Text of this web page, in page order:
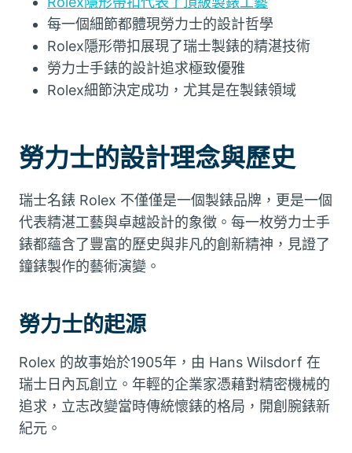
每一個細節都體現勞力士的設計哲學
Rolex隱形帶扣展現了瑞士製錶的精湛技術
勞力士手錶的設計追求極致優雅
Rolex細節決定成功，尤其是在製錶領域
勞力士的設計理念與歷史
瑞士名錶 Rolex 不僅僅是一個製錶品牌，更是一個
代表精湛工藝與卓越設計的象徵。每一枚勞力士手
錶都蘊含了豐富的歷史與非凡的創新精神，見證了
鐘錶製作的藝術演變。
勞力士的起源
Rolex 的故事始於1905年，由 Hans Wilsdorf 在
瑞士日內瓦創立。年輕的企業家憑藉對精密機械的
追求，立志改變當時傳統懷錶的格局，開創腕錶新
紀元。